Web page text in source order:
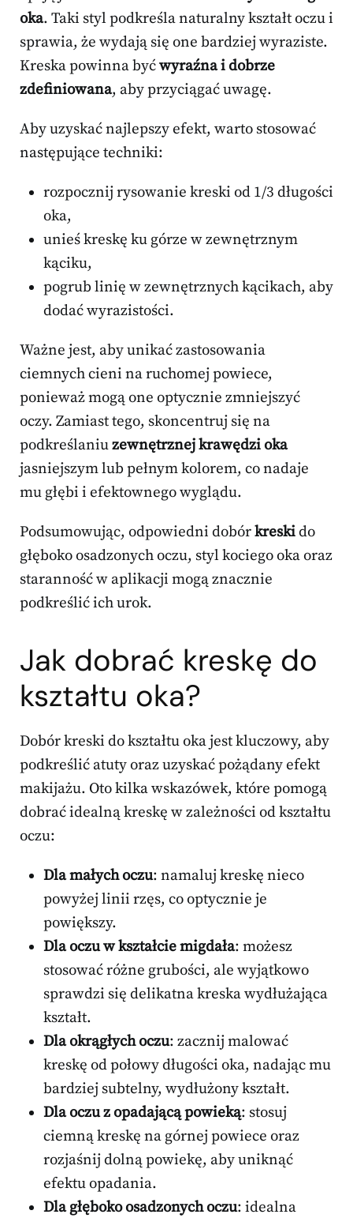
oka. Taki styl podkreśla naturalny kształt oczu i
sprawia, że wydają się one bardziej wyraziste.
Kreska powinna byćwyraźna i dobrze
zdefiniowana, aby przyciągać uwagę.
Aby uzyskać najlepszy efekt, warto stosować
następujące techniki:
rozpocznij rysowanie kreski od 1/3 długości
oka,
unieś kreskę ku górze w zewnętrznym
kąciku,
pogrub linię w zewnętrznych kącikach, aby
dodać wyrazistości.
Ważne jest, aby unikać zastosowania
ciemnych cieni na ruchomej powiece,
ponieważ mogą one optycznie zmniejszyć
oczy. Zamiast tego, skoncentruj się na
podkreślaniuzewnętrznej krawędzi oka
jasniejszym lub pełnym kolorem, co nadaje
mu głębi i efektownego wyglądu.
Podsumowując, odpowiedni dobórkreskido
głęboko osadzonych oczu, styl kociego oka oraz
staranność w aplikacji mogą znacznie
podkreślić ich urok.
Jak dobrać kreskę do
kształtu oka?
Dobór kreski do kształtu oka jest kluczowy, aby
podkreślić atuty oraz uzyskać pożądany efekt
makijażu. Oto kilka wskazówek, które pomogą
dobrać idealną kreskę w zależności od kształtu
oczu:
Dla małych oczu: namaluj kreskę nieco
powyżej linii rzęs, co optycznie je
powiększy.
Dla oczu w kształcie migdała: możesz
stosować różne grubości, ale wyjątkowo
sprawdzi się delikatna kreska wydłużająca
kształt.
Dla okrągłych oczu: zacznij malować
kreskę od połowy długości oka, nadając mu
bardziej subtelny, wydłużony kształt.
Dla oczu z opadającą powieką: stosuj
ciemną kreskę na górnej powiece oraz
rozjaśnij dolną powiekę, aby uniknąć
efektu opadania.
Dla głęboko osadzonych oczu: idealna